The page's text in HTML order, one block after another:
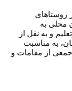
روستاهای
محلی به
و به نقل از
به مناسبت
جمعی از مقامات و